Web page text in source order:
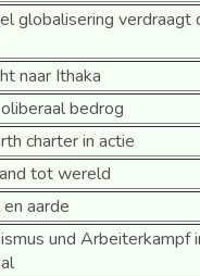
globalisering verdraagt
naar Ithaka
bedrog
charter in actie
tot wereld
aarde
und Arbeiterkampf